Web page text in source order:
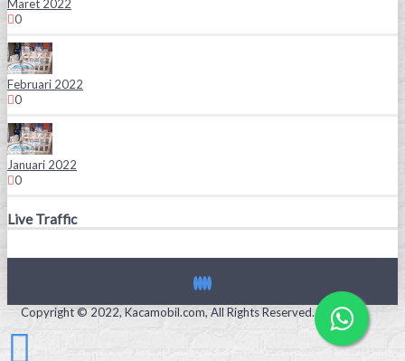
Maret 2022
0
Februari 2022
0
Januari 2022
0
Live Traffic
Copyright © 2022, Kacamobil.com, All Rights Reserved.